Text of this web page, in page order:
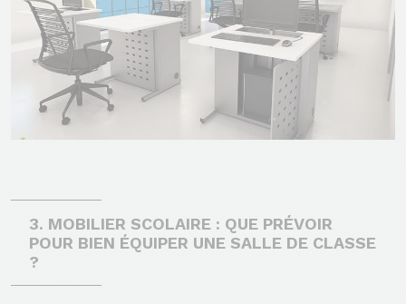
3. MOBILIER SCOLAIRE : QUE PRÉVOIR
POUR BIEN ÉQUIPER UNE SALLE DE CLASSE
?